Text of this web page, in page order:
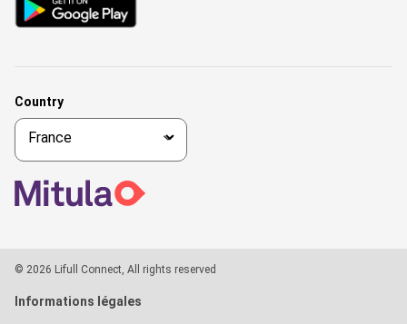
Country
© 2026 Lifull Connect, All rights reserved
Informations légales